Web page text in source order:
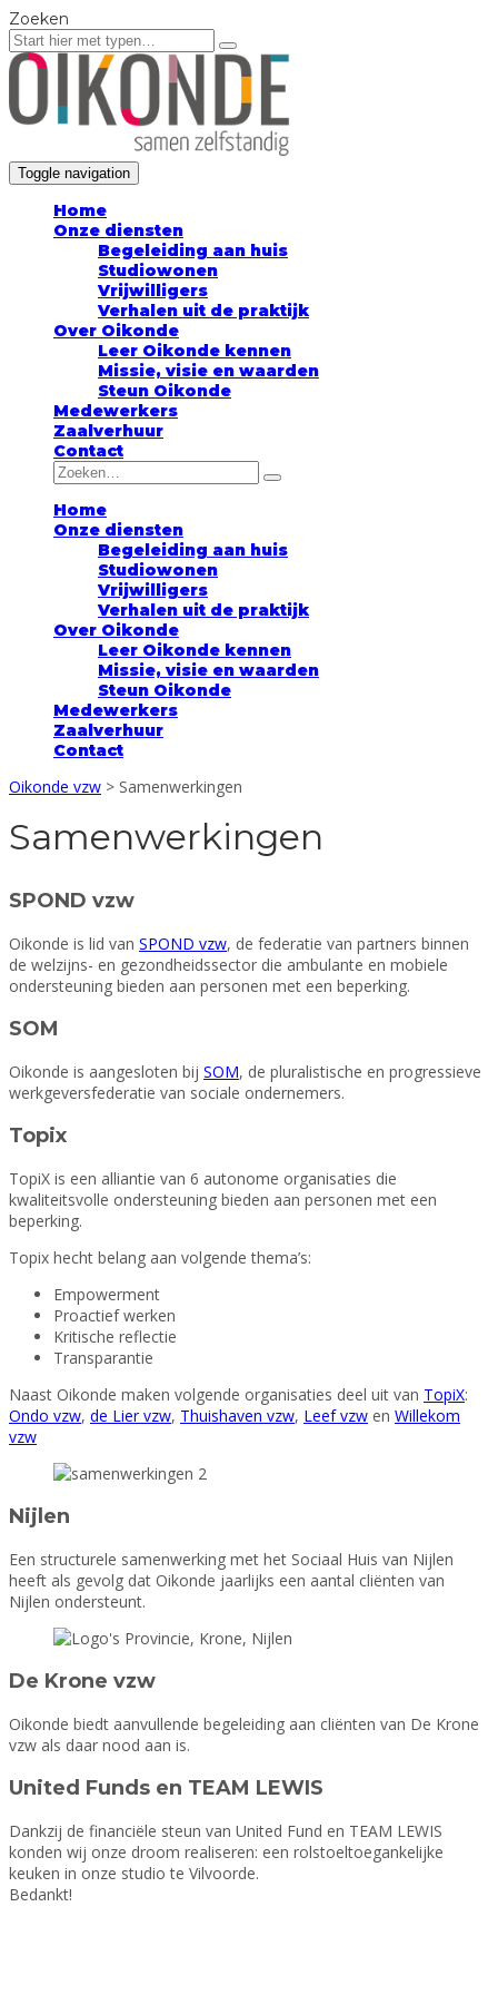
Zoeken
Toggle navigation
Home
Onze diensten
Begeleiding aan huis
Studiowonen
Vrijwilligers
Verhalen uit de praktijk
Over Oikonde
Leer Oikonde kennen
Missie, visie en waarden
Steun Oikonde
Medewerkers
Zaalverhuur
Contact
Home
Onze diensten
Begeleiding aan huis
Studiowonen
Vrijwilligers
Verhalen uit de praktijk
Over Oikonde
Leer Oikonde kennen
Missie, visie en waarden
Steun Oikonde
Medewerkers
Zaalverhuur
Contact
Oikonde vzw > Samenwerkingen
Samenwerkingen
SPOND vzw
Oikonde is lid van SPOND vzw, de federatie van partners binnen
de welzijns- en gezondheidssector die ambulante en mobiele
ondersteuning bieden aan personen met een beperking.
SOM
Oikonde is aangesloten bij SOM, de pluralistische en progressieve
werkgeversfederatie van sociale ondernemers.
Topix
TopiX is een alliantie van 6 autonome organisaties die
kwaliteitsvolle ondersteuning bieden aan personen met een
beperking.
Topix hecht belang aan volgende thema’s:
Empowerment
Proactief werken
Kritische reflectie
Transparantie
Naast Oikonde maken volgende organisaties deel uit van TopiX:
Ondo vzw, de Lier vzw, Thuishaven vzw, Leef vzw en Willekom
vzw
Nijlen
Een structurele samenwerking met het Sociaal Huis van Nijlen
heeft als gevolg dat Oikonde jaarlijks een aantal cliënten van
Nijlen ondersteunt.
De Krone vzw
Oikonde biedt aanvullende begeleiding aan cliënten van De Krone
vzw als daar nood aan is.
United Funds en TEAM LEWIS
Dankzij de financiële steun van United Fund en TEAM LEWIS
konden wij onze droom realiseren: een rolstoeltoegankelijke
keuken in onze studio te Vilvoorde.
Bedankt!